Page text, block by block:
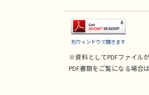
別ウィンドウで開きます
※資料としてPDFファイル
PDF書類をご覧になる場合は